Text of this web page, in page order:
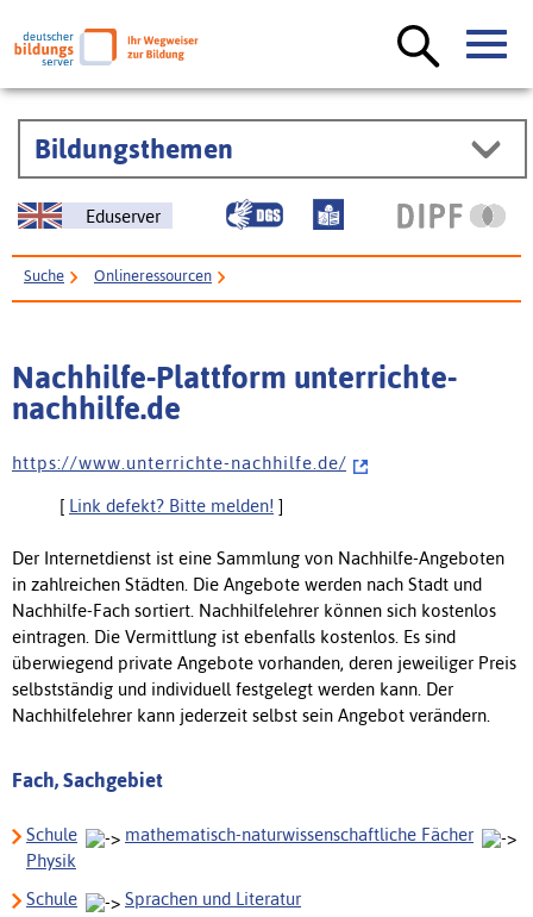
Bildungsthemen
Eduserver
Suche Onlineressourcen
Nachhilfe-Plattform unterrichte-
nachhilfe.de
h t t p s : / / w w w . u n t e r r i c h t e - n a c h h i l f e . d e /
[ Link defekt? Bitte melden! ]
Der Internetdienst ist eine Sammlung von Nachhilfe-Angeboten
in zahlreichen Städten. Die Angebote werden nach Stadt und
Nachhilfe-Fach sortiert. Nachhilfelehrer können sich kostenlos
eintragen. Die Vermittlung ist ebenfalls kostenlos. Es sind
überwiegend private Angebote vorhanden, deren jeweiliger Preis
selbstständig und individuell festgelegt werden kann. Der
Nachhilfelehrer kann jederzeit selbst sein Angebot verändern.
Fach, Sachgebiet
Schule
mathematisch-naturwissenschaftliche Fächer
Physik
Schule
Sprachen und Literatur